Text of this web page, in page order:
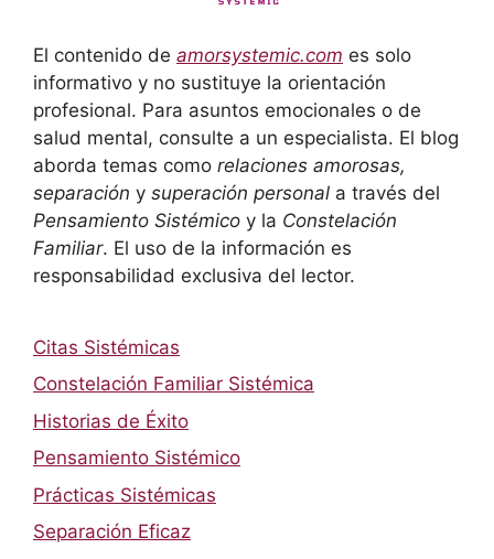
El contenido de amorsystemic.com es solo
informativo y no sustituye la orientación
profesional. Para asuntos emocionales o de
salud mental, consulte a un especialista. El blog
aborda temas como relaciones amorosas,
separación y superación personal a través del
Pensamiento Sistémico y la Constelación
Familiar. El uso de la información es
responsabilidad exclusiva del lector.
Citas Sistémicas
Constelación Familiar Sistémica
Historias de Éxito
Pensamiento Sistémico
Prácticas Sistémicas
Separación Eficaz